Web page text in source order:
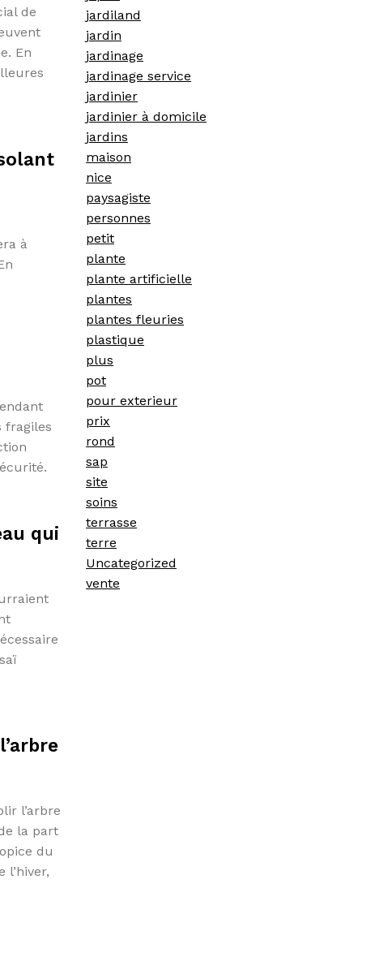
de
En
à
fragiles
qui
l’arbre
la part
du
jardiland
jardin
jardinage
jardinage service
jardinier
jardinier à domicile
jardins
maison
nice
paysagiste
personnes
petit
plante
plante artificielle
plantes
plantes fleuries
plastique
plus
pot
pour exterieur
prix
rond
sap
site
soins
terrasse
terre
Uncategorized
vente